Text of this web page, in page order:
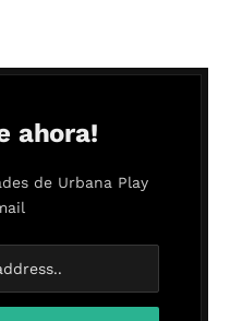
ahora!
de Urbana Play